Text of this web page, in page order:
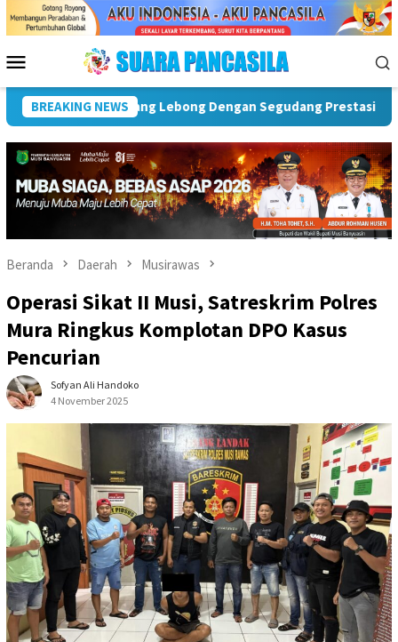
Menu
Mobile
BREAKING NEWS
Segudang Prestasi
Beranda Daerah Musirawas
Operasi Sikat II Musi, Satreskrim Polres
Mura Ringkus Komplotan DPO Kasus
Pencurian
Sofyan Ali Handoko
4 November 2025